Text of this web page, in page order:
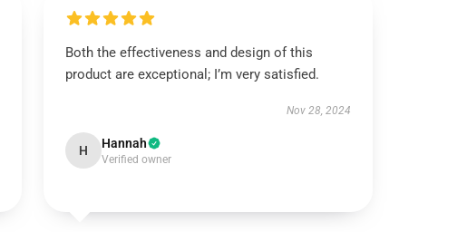
Both the effectiveness and design of this
product are exceptional; I’m very satisfied.
Nov 28, 2024
H Hannah
Verified owner